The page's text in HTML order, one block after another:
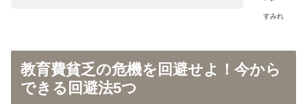
すみれ
教育費貧乏の危機を回避せよ！今から
できる回避法5つ